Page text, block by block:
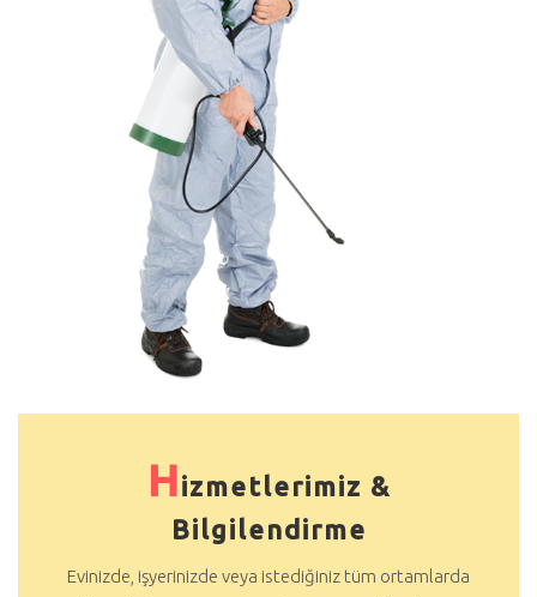
Hizmetlerimiz &
Bilgilendirme
Evinizde, işyerinizde veya istediğiniz tüm ortamlarda